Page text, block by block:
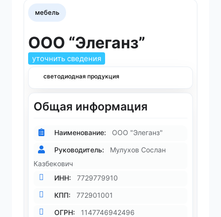
мебель
ООО “Элеганз”
уточнить сведения
светодиодная продукция
Общая информация
Наименование: ООО "Элеганз"
Руководитель:
Мулухов Сослан
Казбекович
ИНН:
7729779910
КПП: 772901001
ОГРН: 1147746942496